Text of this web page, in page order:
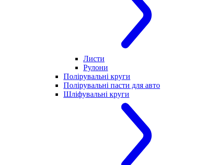
Листи
Рулони
Полірувальні круги
Полірувальні пасти для авто
Шліфувальні круги